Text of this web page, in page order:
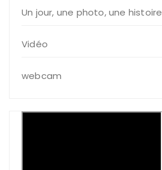
Un jour, une photo, une histoire
Vidéo
webcam